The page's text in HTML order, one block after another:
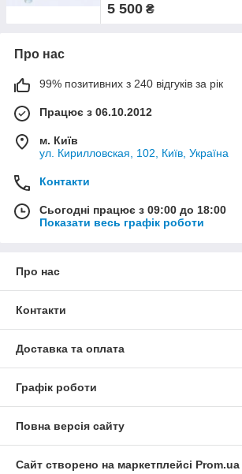
5 500 ₴
Про нас
99% позитивних з 240 відгуків за рік
Працює з 06.10.2012
м. Київ
ул. Кирилловская, 102, Київ, Україна
Контакти
Сьогодні працює з 09:00 до 18:00
Показати весь графік роботи
Про нас
Контакти
Доставка та оплата
Графік роботи
Повна версія сайту
Сайт створено на маркетплейсі Prom.ua